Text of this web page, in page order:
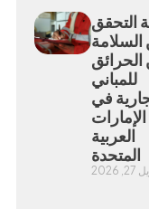
التحقق
للمباني
في
الإمارات
العربية
المتحدة